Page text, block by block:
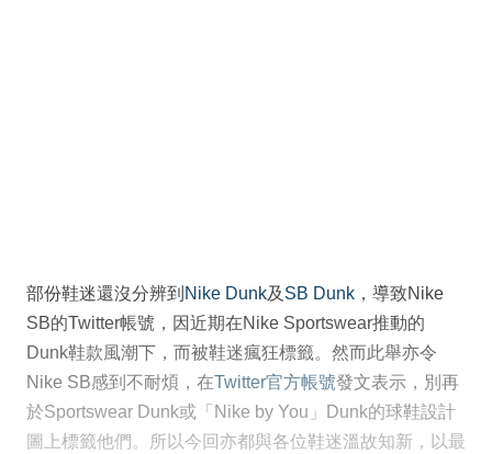
部份鞋迷還沒分辨到 Nike Dunk及 SB Dunk ，導致Nike
SB的Twitter帳號，因近期在Nike Sportswear推動的
Dunk鞋款風潮下，而被鞋迷瘋狂標籤。然而此舉亦令
Nike SB感到不耐煩，在Twitter官方帳號發文表示，別再
於Sportswear Dunk或「Nike by You」Dunk的球鞋設計
圖上標籤他們。所以今回亦都與各位鞋迷溫故知新，以最